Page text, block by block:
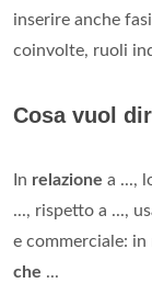
inserire anche
coinvolte, ruoli
Cosa vuol
In relazione a ...,
..., rispetto a ...,
e commerciale:
che ...